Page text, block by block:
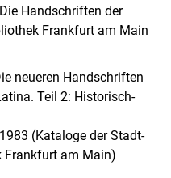
Handschriften der
Frankfurt am Main
neueren Handschriften
Teil 2: Historisch-
(Kataloge der Stadt-
Frankfurt am Main)